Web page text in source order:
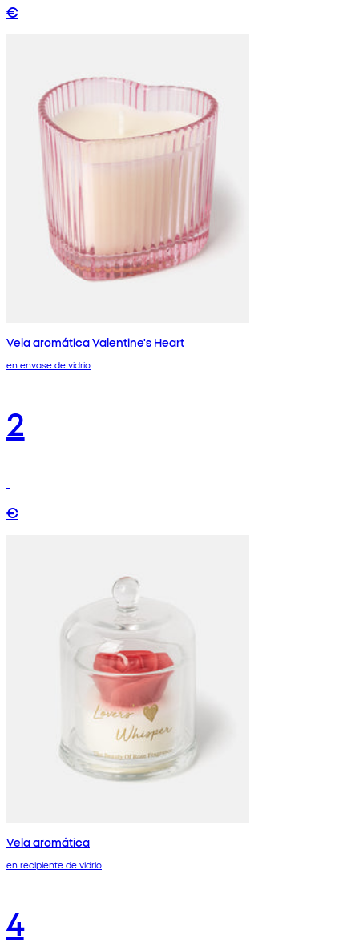
€
Vela aromática Valentine's Heart
en envase de vidrio
2
€
Vela aromática
en recipiente de vidrio
4